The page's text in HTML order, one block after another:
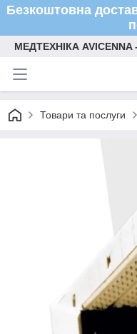
Безкоштовна
МЕДТЕХНІКА AVICENNA
Товари та послуги